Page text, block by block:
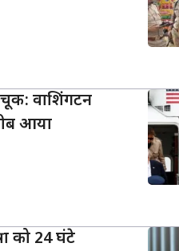
चूक: वाशिंगटन
आया
को 24 घंटे